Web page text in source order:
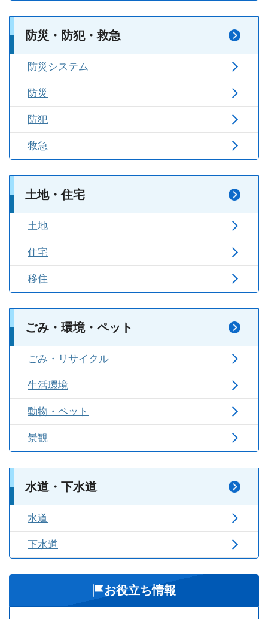
防災・防犯・救急
防災システム
防災
防犯
救急
土地・住宅
土地
住宅
移住
ごみ・環境・ペット
ごみ・リサイクル
生活環境
動物・ペット
景観
水道・下水道
水道
下水道
お役立ち情報